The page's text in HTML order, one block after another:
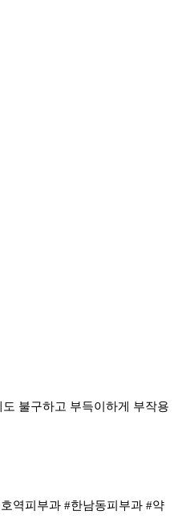
불구하고 부득이하게 부작용
역피부과 #한남동피부과 #약